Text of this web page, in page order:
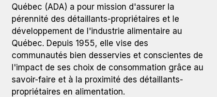
Québec (ADA) a pour mission d'assurer la
pérennité des détaillants-propriétaires et le
développement de l'industrie alimentaire au
Québec. Depuis 1955, elle vise des
communautés bien desservies et conscientes de
l'impact de ses choix de consommation grâce au
savoir-faire et à la proximité des détaillants-
propriétaires en alimentation.